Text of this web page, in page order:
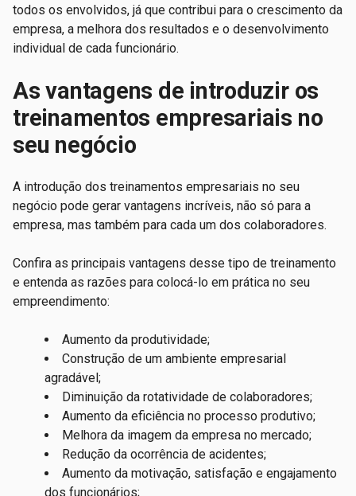
todos os envolvidos, já que contribui para o crescimento da
empresa, a melhora dos resultados e o desenvolvimento
individual de cada funcionário.
As vantagens de introduzir os
treinamentos empresariais no
seu negócio
A introdução dos treinamentos empresariais no seu
negócio pode gerar vantagens incríveis, não só para a
empresa, mas também para cada um dos colaboradores.
Confira as principais vantagens desse tipo de treinamento
e entenda as razões para colocá-lo em prática no seu
empreendimento:
Aumento da produtividade;
Construção de um ambiente empresarial
agradável;
Diminuição da rotatividade de colaboradores;
Aumento da eficiência no processo produtivo;
Melhora da imagem da empresa no mercado;
Redução da ocorrência de acidentes;
Aumento da motivação, satisfação e engajamento
dos funcionários;